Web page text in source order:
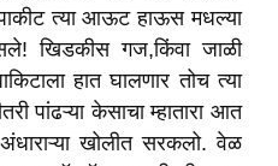
त्या आऊट हाऊस मधल्या
खिडकीस गज,किंवा जाळी
हात घालणार तोच त्या
पांढऱ्या केसाचा म्हातारा आत
खोलीत सरकलो. वेळ